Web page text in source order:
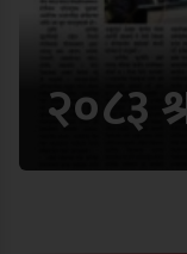
२०८३